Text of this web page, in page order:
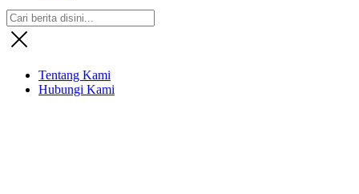
Tentang Kami
Hubungi Kami